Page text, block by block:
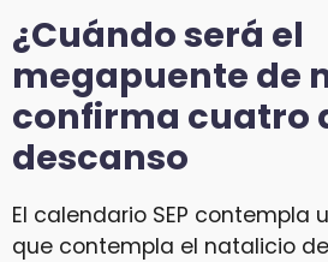
¿Cuándo será el
megapuente de
confirma cuatro
descanso
El calendario SEP contempla
que contempla el natalicio